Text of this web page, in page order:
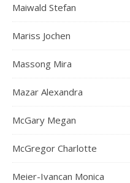
Maiwald Stefan
Mariss Jochen
Massong Mira
Mazar Alexandra
McGary Megan
McGregor Charlotte
Meier-Ivancan Monica